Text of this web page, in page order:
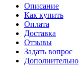
Описание
Как купить
Оплата
Доставка
Отзывы
Задать вопрос
Дополнительно